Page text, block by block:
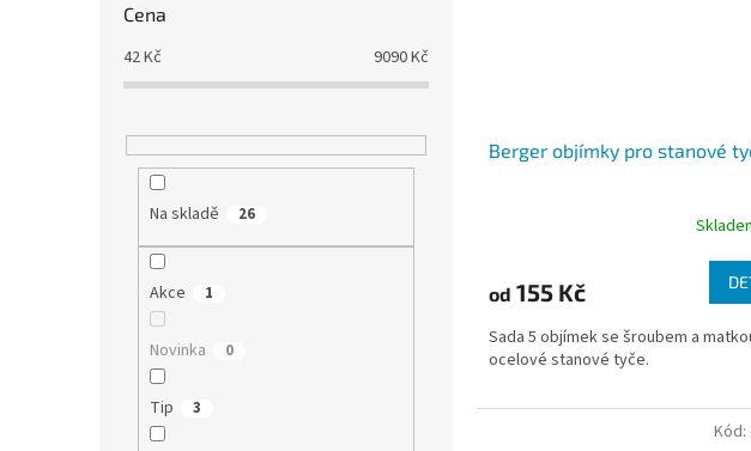
Cena
42Kč 9090Kč
Na skladě 26
Akce 1
Novinka 0
Tip 3
Berger objímky pro stanové
od 155 Kč
Sada 5 objímek se šroubem a
ocelové stanové tyče.
Kód: